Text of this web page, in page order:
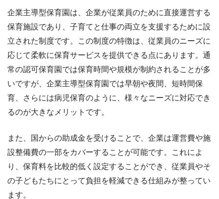
企業主導型保育園は、企業が従業員のために直接運営する
保育施設であり、子育てと仕事の両立を支援するために設
立された制度です。この制度の特徴は、従業員のニーズに
応じて柔軟に保育サービスを提供できる点にあります。通
常の認可保育園では保育時間や規模が制約されることが多
いですが、企業主導型保育園では早朝や夜間、短時間保
育、さらには病児保育のように、様々なニーズに対応でき
るのが大きなメリットです。
また、国からの助成金を受けることで、企業は運営費や施
設整備費の一部をカバーすることが可能です。これによ
り、保育料を比較的低く設定することができ、従業員やそ
の子どもたちにとって負担を軽減できる仕組みが整ってい
ます。